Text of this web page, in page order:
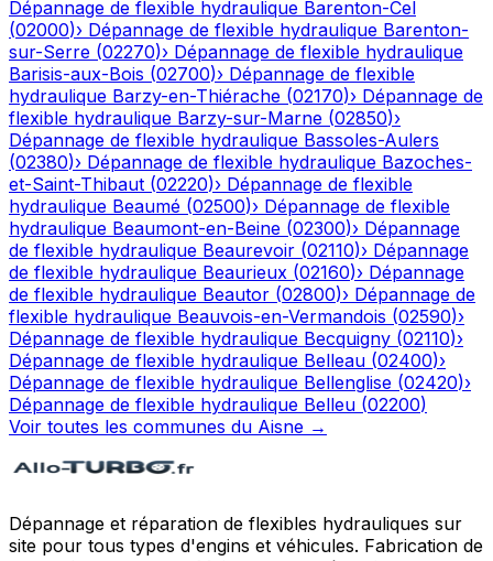
Dépannage de flexible hydraulique Barenton-Cel
(02000)› Dépannage de flexible hydraulique Barenton-
sur-Serre (02270)› Dépannage de flexible hydraulique
Barisis-aux-Bois (02700)› Dépannage de flexible
hydraulique Barzy-en-Thiérache (02170)› Dépannage de
flexible hydraulique Barzy-sur-Marne (02850)›
Dépannage de flexible hydraulique Bassoles-Aulers
(02380)› Dépannage de flexible hydraulique Bazoches-
et-Saint-Thibaut (02220)› Dépannage de flexible
hydraulique Beaumé (02500)› Dépannage de flexible
hydraulique Beaumont-en-Beine (02300)› Dépannage
de flexible hydraulique Beaurevoir (02110)› Dépannage
de flexible hydraulique Beaurieux (02160)› Dépannage
de flexible hydraulique Beautor (02800)› Dépannage de
flexible hydraulique Beauvois-en-Vermandois (02590)›
Dépannage de flexible hydraulique Becquigny (02110)›
Dépannage de flexible hydraulique Belleau (02400)›
Dépannage de flexible hydraulique Bellenglise (02420)›
Dépannage de flexible hydraulique Belleu (02200)
Voir toutes les communes du Aisne →
Dépannage et réparation de flexibles hydrauliques sur
site pour tous types d'engins et véhicules. Fabrication de